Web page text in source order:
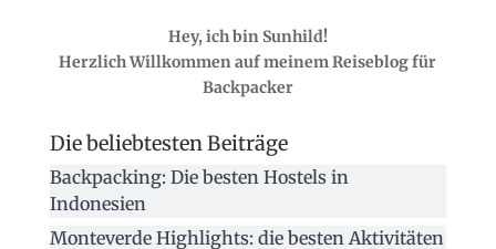
Hey, ich bin Sunhild!
Herzlich Willkommen auf meinem Reiseblog für
Backpacker
Die beliebtesten Beiträge
Backpacking: Die besten Hostels in
Indonesien
Monteverde Highlights: die besten Aktivitäten